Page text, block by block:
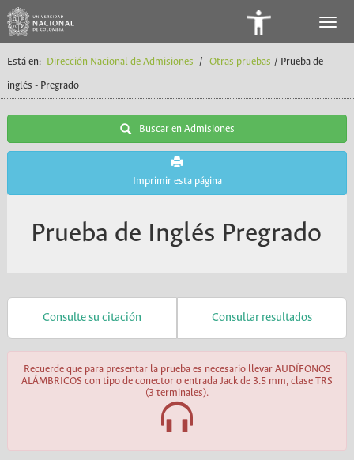
Está en: Dirección Nacional de Admisiones / Otras pruebas / Prueba de
inglés - Pregrado
Buscar en Admisiones
Imprimir esta página
Prueba de Inglés Pregrado
Consulte su citación Consultar resultados
Recuerde que para presentar la prueba es necesario llevar AUDÍFONOS
ALÁMBRICOS con tipo de conector o entrada Jack de 3.5 mm, clase TRS
(3 terminales).